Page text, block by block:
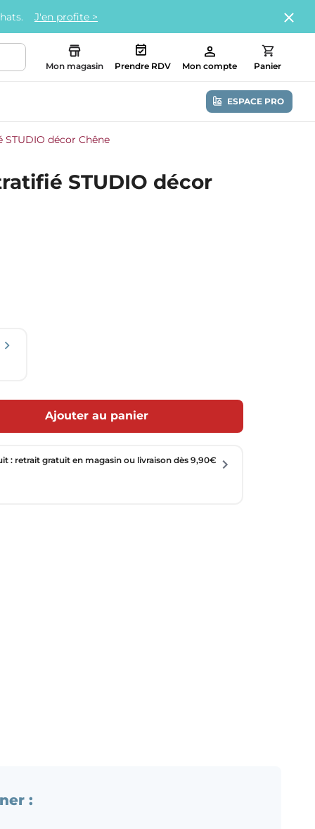
J'en profite >
Mon magasin Prendre RDV Mon compte Panier
ESPACE PRO
STUDIO décor Chêne
STUDIO décor
Ajouter au panier
: retrait gratuit en magasin ou livraison dès 9,90€
: